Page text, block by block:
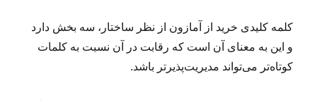
کلمه کلیدی خرید از آمازون از نظر ساختار، سه بخش دارد
و این به معنای آن است که رقابت در آن نسبت به کلمات
کوتاه‌تر می‌تواند مدیریت‌پذیرتر باشد.